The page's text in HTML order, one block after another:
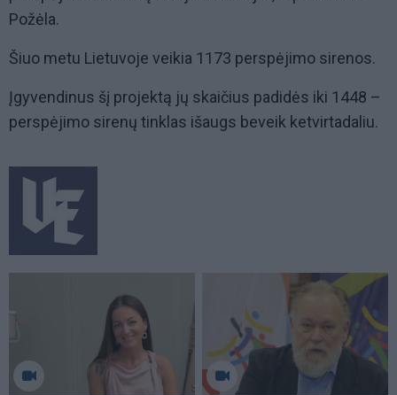
Požėla.
Šiuo metu Lietuvoje veikia 1173 perspėjimo sirenos.
Įgyvendinus šį projektą jų skaičius padidės iki 1448 –
perspėjimo sirenų tinklas išaugs beveik ketvirtadaliu.